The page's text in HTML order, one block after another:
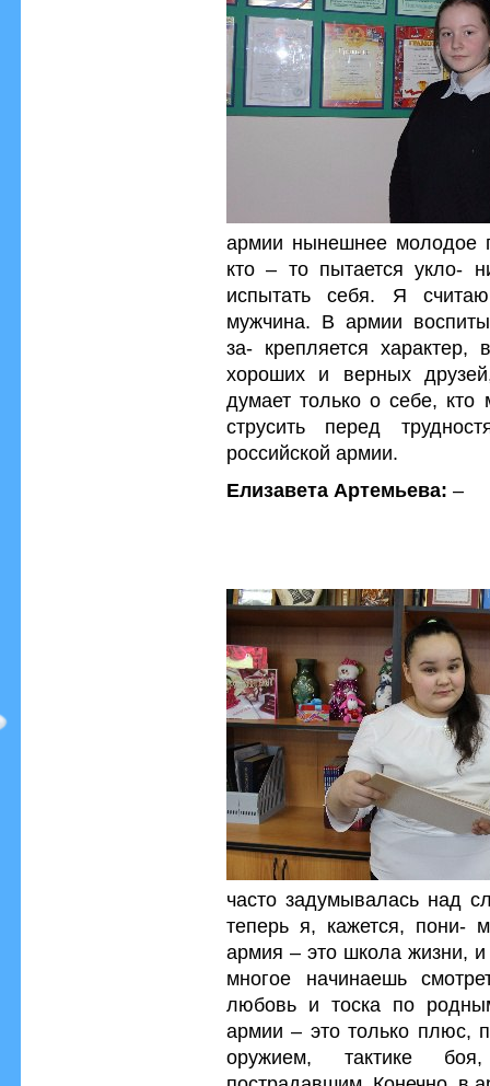
армии нынешнее молодое
кто – то пытается укло-
испытать себя. Я
мужчина. В армии
за- крепляется
хороших и верных
думает только о себе, кто
струсить перед
российской армии.
Елизавета Артемьева: –
часто задумывалась над
теперь я, кажется, пони-
армия – это школа жизни,
многое начинаешь
любовь и тоска по
армии – это только плюс,
оружием, тактике